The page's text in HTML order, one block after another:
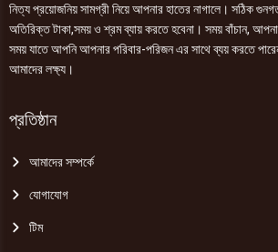
নিত্য প্রয়োজনিয় সামগ্রী নিয়ে আপনার হাতের নাগালে। সঠিক
অতিরিক্ত টাকা,সময় ও শ্রম ব্যায় করতে হবেনা। সময় বাঁচান,
সময় যাতে আপনি আপনার পরিবার-পরিজন এর সাথে ব্যয় করতে
আমাদের লক্ষ্য।
প্রতিষ্ঠান
আমাদের সম্পর্কে
যোগাযোগ
টিম